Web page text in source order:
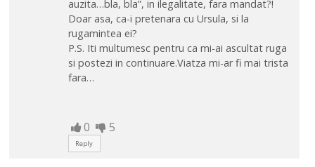
auzita…bla, bla”, in ilegalitate, fara mandat?!
Doar asa, ca-i pretenara cu Ursula, si la
rugamintea ei?
P.S. Iti multumesc pentru ca mi-ai ascultat ruga
si postezi in continuare.Viatza mi-ar fi mai trista
fara…
0 5
Reply